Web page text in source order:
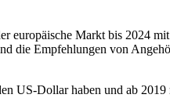
europäische Markt bis 2024
die Empfehlungen von
US-Dollar haben und ab